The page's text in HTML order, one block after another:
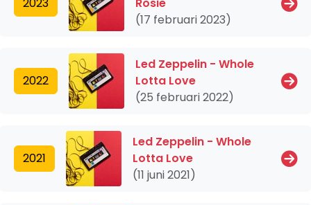
(17 februari 2023)
2022
Led Zeppelin - Whole
Lotta Love
(25 februari 2022)
2021
Led Zeppelin - Whole
Lotta Love
(11 juni 2021)